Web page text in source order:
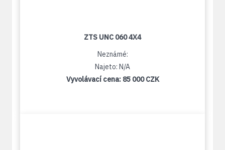
ZTS UNC 060 4X4
Neznámé:
Najeto: N/A
Vyvolávací cena: 85 000 CZK